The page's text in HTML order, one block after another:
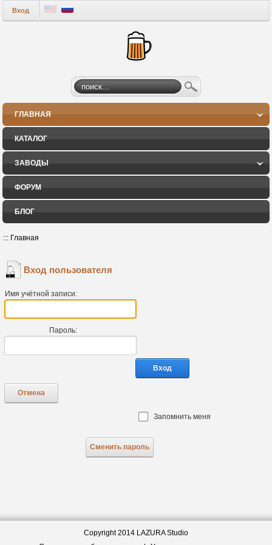
Вход
ГЛАВНАЯ
КАТАЛОГ
ЗАВОДЫ
ФОРУМ
БЛОГ
::: Главная
Вход пользователя
Имя учётной записи:
Пароль:
Вход
Отмена
Запомнить меня
Сменить пароль
Copyright 2014 LAZURA Studio